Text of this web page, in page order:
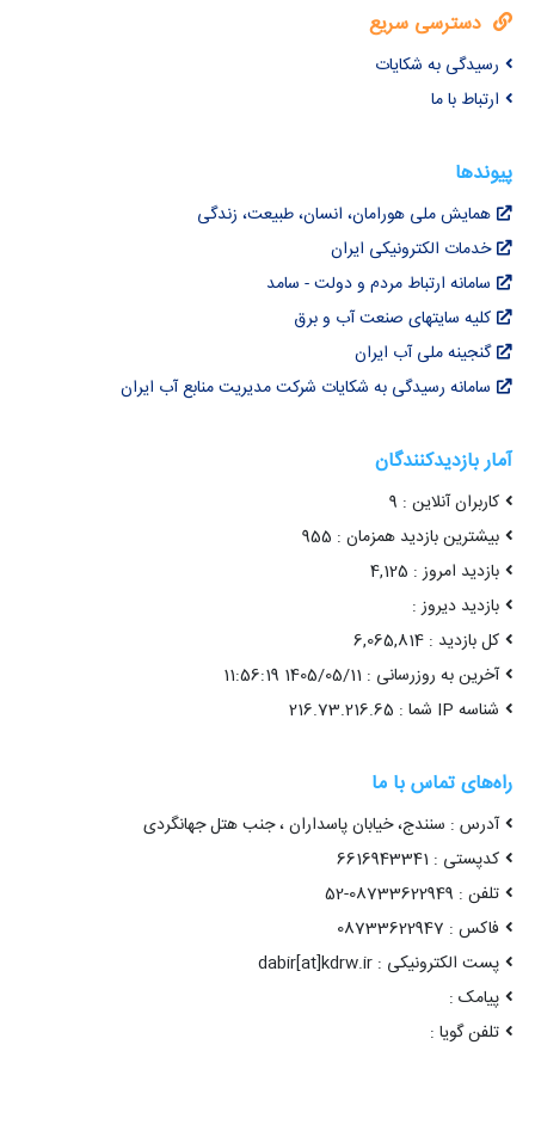
دسترسی سریع
رسیدگی به شکایات
ارتباط با ما
پیوندها
همایش ملی هورامان، انسان، طبیعت، زندگی
خدمات الکترونیکی ایران
سامانه ارتباط مردم و دولت - سامد
کلیه سایتهای صنعت آب و برق
گنجینه ملی آب ایران
سامانه رسیدگی به شکایات شرکت مدیریت منابع آب ایران
آمار بازدیدکنندگان
کاربران آنلاین : 9
بیشترین بازدید همزمان : 955
بازدید امروز : 4,125
بازدید دیروز :
کل بازدید : 6,065,814
آخرین به روزرسانی : 1405/05/11 11:56:19
شناسه IP شما : 216.73.216.65
راه‌های تماس با ما
آدرس : سنندج، خیابان پاسداران ، جنب هتل جهانگردی
کدپستی : 6616943341
تلفن : 08733622949-52
فاکس : 08733622947
پست الکترونیکی : dabir[at]kdrw.ir
پیامک :
تلفن گویا :